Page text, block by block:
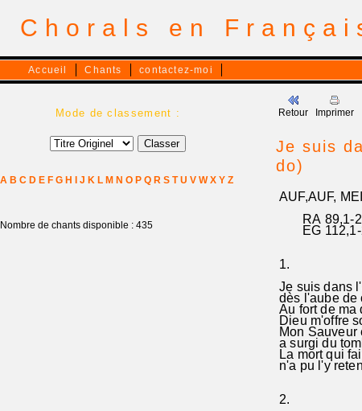
Chorals en
Accueil Chants contactez-moi
Mode de classement :
A B C D E F G H J K L M N O P Q R S T U V W X Y Z
Nombre de chants disponible : 435
Retour Imprimer
Je suis
do)
AUF,AUF,
RA 89,1-
EG 112,1-
1.
Je suis dans
dès l'aube de
Au fort de ma
Dieu m'offre
Mon Sauveur
a surgi du
La mort qui
n'a pu l'y
2.